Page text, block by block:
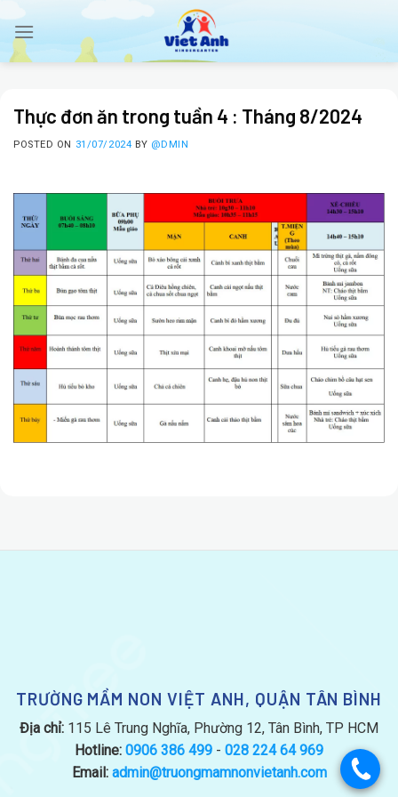
.
content
Thực đơn ăn trong tuần 4 : Tháng 8/2024
POSTED ON 31/07/2024 BY @DMIN
TRƯỜNG MẦM NON VIỆT ANH, QUẬN TÂN BÌNH
Địa chỉ: 115 Lê Trung Nghĩa, Phường 12, Tân Bình, TP HCM
Hotline: 0906 386 499 - 028 224 64 969
Email: admin@truongmamnonvietanh.com